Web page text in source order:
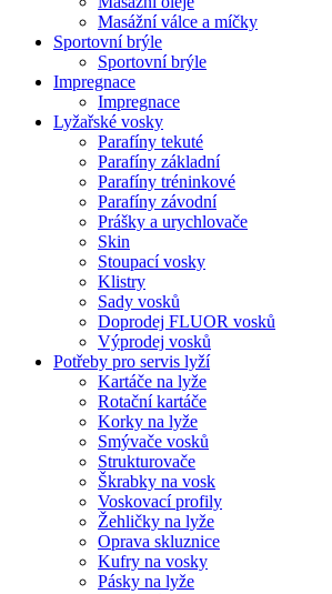
Masážní válce a míčky
Sportovní brýle
Sportovní brýle
Impregnace
Impregnace
Lyžařské vosky
Parafíny tekuté
Parafíny základní
Parafíny tréninkové
Parafíny závodní
Prášky a urychlovače
Skin
Stoupací vosky
Klistry
Sady vosků
Doprodej FLUOR vosků
Výprodej vosků
Potřeby pro servis lyží
Kartáče na lyže
Rotační kartáče
Korky na lyže
Smývače vosků
Strukturovače
Škrabky na vosk
Voskovací profily
Žehličky na lyže
Oprava skluznice
Kufry na vosky
Pásky na lyže